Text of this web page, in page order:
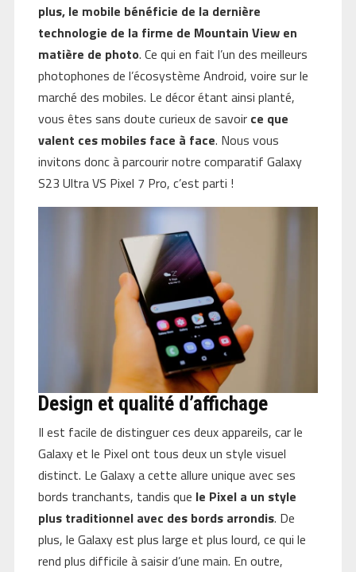
plus, le mobile bénéficie de la dernière
technologie de la firme de Mountain View en
matière de photo. Ce qui en fait l’un des meilleurs
photophones de l’écosystème Android, voire sur le
marché des mobiles. Le décor étant ainsi planté,
vous êtes sans doute curieux de savoir ce que
valent ces mobiles face à face. Nous vous
invitons donc à parcourir notre comparatif Galaxy
S23 Ultra VS Pixel 7 Pro, c’est parti !
Design et qualité d’affichage
Il est facile de distinguer ces deux appareils, car le
Galaxy et le Pixel ont tous deux un style visuel
distinct. Le Galaxy a cette allure unique avec ses
bords tranchants, tandis que le Pixel a un style
plus traditionnel avec des bords arrondis. De
plus, le Galaxy est plus large et plus lourd, ce qui le
rend plus difficile à saisir d’une main. En outre,